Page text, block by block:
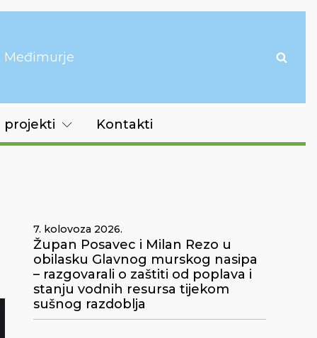
Međimurje
projekti Kontakti
7. kolovoza 2026.
Župan Posavec i Milan Rezo u
obilasku Glavnog murskog nasipa
– razgovarali o zaštiti od poplava i
stanju vodnih resursa tijekom
sušnog razdoblja